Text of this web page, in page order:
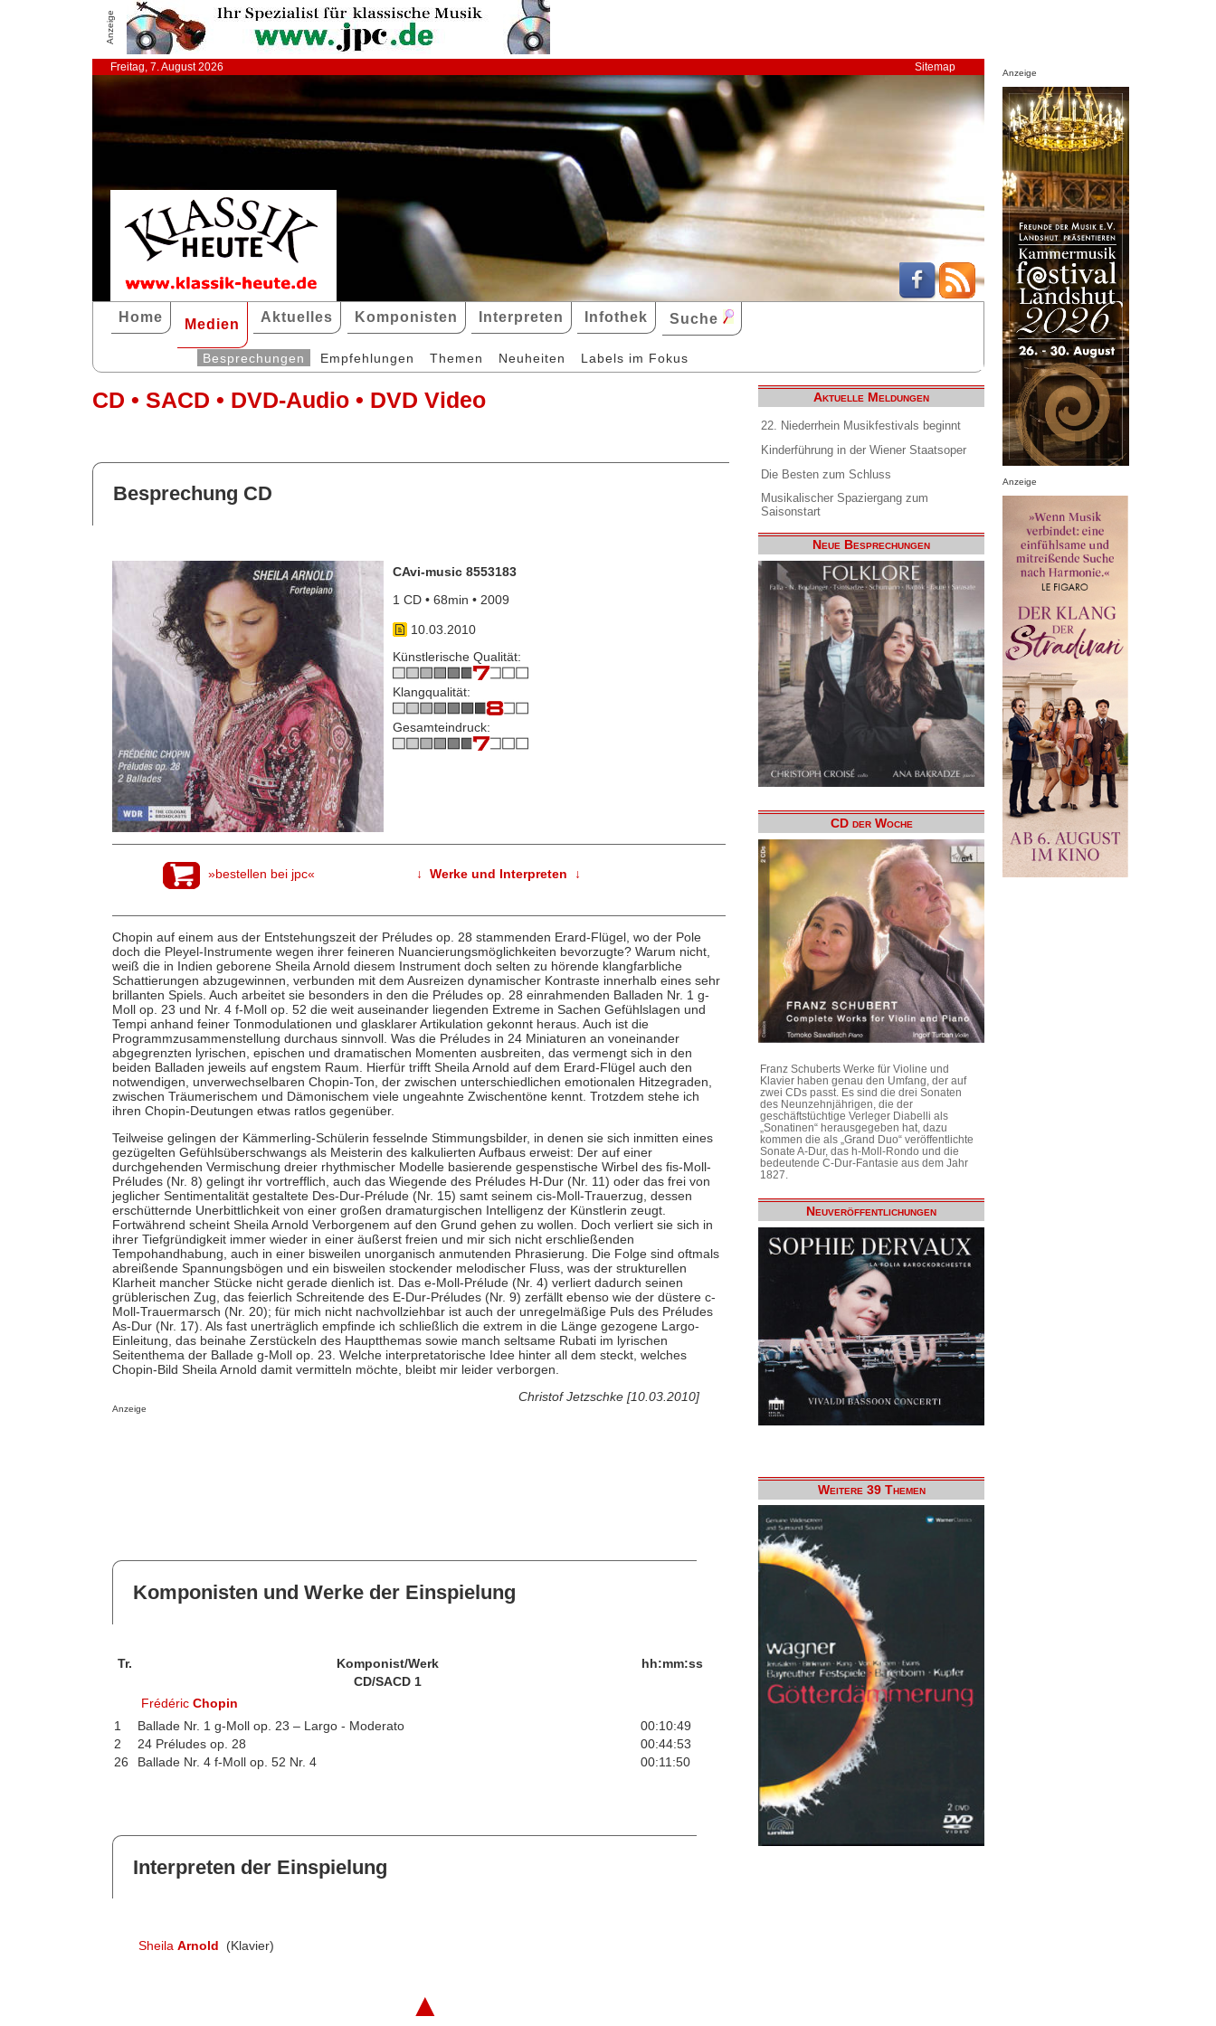
Anzeige
Freitag, 7. August 2026 Sitemap
Home Medien Aktuelles Komponisten Interpreten Infothek Suche
Besprechungen Empfehlungen Themen Neuheiten Labels im Fokus
CD • SACD • DVD-Audio • DVD Video
Besprechung CD
CAvi-music 8553183
1 CD • 68min • 2009
10.03.2010
Künstlerische Qualität:
Klangqualität:
Gesamteindruck:
»bestellen bei jpc« ↓ Werke und Interpreten ↓
Chopin auf einem aus der Entstehungszeit der Préludes op. 28 stammenden Erard-Flügel, wo der Pole
doch die Pleyel-Instrumente wegen ihrer feineren Nuancierungsmöglichkeiten bevorzugte? Warum nicht,
weiß die in Indien geborene Sheila Arnold diesem Instrument doch selten zu hörende klangfarbliche
Schattierungen abzugewinnen, verbunden mit dem Ausreizen dynamischer Kontraste innerhalb eines sehr
brillanten Spiels. Auch arbeitet sie besonders in den die Préludes op. 28 einrahmenden Balladen Nr. 1 g-
Moll op. 23 und Nr. 4 f-Moll op. 52 die weit auseinander liegenden Extreme in Sachen Gefühlslagen und
Tempi anhand feiner Tonmodulationen und glasklarer Artikulation gekonnt heraus. Auch ist die
Programmzusammenstellung durchaus sinnvoll. Was die Préludes in 24 Miniaturen an voneinander
abgegrenzten lyrischen, epischen und dramatischen Momenten ausbreiten, das vermengt sich in den
beiden Balladen jeweils auf engstem Raum. Hierfür trifft Sheila Arnold auf dem Erard-Flügel auch den
notwendigen, unverwechselbaren Chopin-Ton, der zwischen unterschiedlichen emotionalen Hitzegraden,
zwischen Träumerischem und Dämonischem viele ungeahnte Zwischentöne kennt. Trotzdem stehe ich
ihren Chopin-Deutungen etwas ratlos gegenüber.
Teilweise gelingen der Kämmerling-Schülerin fesselnde Stimmungsbilder, in denen sie sich inmitten eines
gezügelten Gefühlsüberschwangs als Meisterin des kalkulierten Aufbaus erweist: Der auf einer
durchgehenden Vermischung dreier rhythmischer Modelle basierende gespenstische Wirbel des fis-Moll-
Préludes (Nr. 8) gelingt ihr vortrefflich, auch das Wiegende des Préludes H-Dur (Nr. 11) oder das frei von
jeglicher Sentimentalität gestaltete Des-Dur-Prélude (Nr. 15) samt seinem cis-Moll-Trauerzug, dessen
erschütternde Unerbittlichkeit von einer großen dramaturgischen Intelligenz der Künstlerin zeugt.
Fortwährend scheint Sheila Arnold Verborgenem auf den Grund gehen zu wollen. Doch verliert sie sich in
ihrer Tiefgründigkeit immer wieder in einer äußerst freien und mir sich nicht erschließenden
Tempohandhabung, auch in einer bisweilen unorganisch anmutenden Phrasierung. Die Folge sind oftmals
abreißende Spannungsbögen und ein bisweilen stockender melodischer Fluss, was der strukturellen
Klarheit mancher Stücke nicht gerade dienlich ist. Das e-Moll-Prélude (Nr. 4) verliert dadurch seinen
grüblerischen Zug, das feierlich Schreitende des E-Dur-Préludes (Nr. 9) zerfällt ebenso wie der düstere c-
Moll-Trauermarsch (Nr. 20); für mich nicht nachvollziehbar ist auch der unregelmäßige Puls des Préludes
As-Dur (Nr. 17). Als fast unerträglich empfinde ich schließlich die extrem in die Länge gezogene Largo-
Einleitung, das beinahe Zerstückeln des Hauptthemas sowie manch seltsame Rubati im lyrischen
Seitenthema der Ballade g-Moll op. 23. Welche interpretatorische Idee hinter all dem steckt, welches
Chopin-Bild Sheila Arnold damit vermitteln möchte, bleibt mir leider verborgen.
Christof Jetzschke [10.03.2010]
Anzeige
Komponisten und Werke der Einspielung
Tr. Komponist/Werk
hh:mm:ss
CD/SACD 1
FrédéricChopin
1
Ballade Nr. 1 g-Moll op. 23 – Largo - Moderato
00:10:49
2
24 Préludes op. 28
00:44:53
26
Ballade Nr. 4 f-Moll op. 52 Nr. 4 00:11:50
Interpreten der Einspielung
Sheila Arnold (Klavier)
▲
Aktuelle Meldungen
22. Niederrhein Musikfestivals beginnt
Kinderführung in der Wiener Staatsoper
Die Besten zum Schluss
Musikalischer Spaziergang zum
Saisonstart
Neue Besprechungen
CD der Woche
Franz Schuberts Werke für Violine und
Klavier haben genau den Umfang, der auf
zwei CDs passt. Es sind die drei Sonaten
des Neunzehnjährigen, die der
geschäftstüchtige Verleger Diabelli als
„Sonatinen“ herausgegeben hat, dazu
kommen die als „Grand Duo“ veröffentlichte
Sonate A-Dur, das h-Moll-Rondo und die
bedeutende C-Dur-Fantasie aus dem Jahr
1827.
Neuveröffentlichungen
Weitere 39 Themen
Anzeige
Anzeige